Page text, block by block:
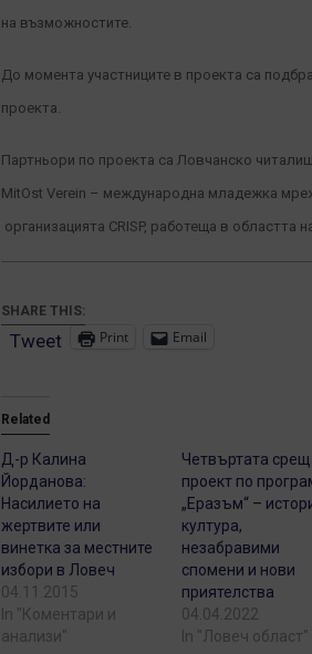
на възможностите.
До момента участниците в проекта са
проекта.
Партньори по проекта са Ловчанско
MitOst Verein – международна младежка
организацията CRISP, работеща в областта
SHARE THIS:
Tweet Print Email
Related
Д-р Калина
Йорданова:
Насилието на
жертвите или
винетка за местните
избори в Ловеч
04.11.2015
In "Коментари и
анализи"
Четвъртата
проект по
„Еразъм“ –
култура,
незабравими
спомени и нови
приятелства
04.04.2022
In "Ловеч област"